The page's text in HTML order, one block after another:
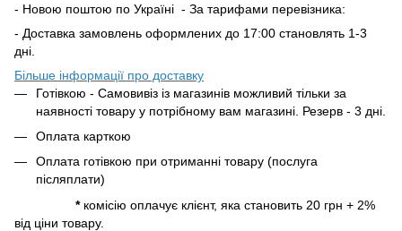
- Новою поштою по Україні - За тарифами перевізника:
- Доставка замовлень оформлених до 17:00 становлять 1-3
дні.
Більше інформації про доставку
Готівкою - Самовивіз із магазинів можливий тільки за
наявності товару у потрібному вам магазині. Резерв - 3 дні.
Оплата карткою
Оплата готівкою при отриманні товару (послуга
післяплати)
* комісію оплачує клієнт, яка становить 20 грн + 2%
від ціни товару.